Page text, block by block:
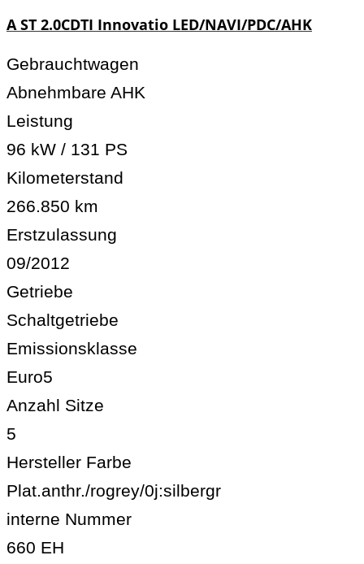
A ST 2.0CDTI Innovatio LED/NAVI/PDC/AHK
Gebrauchtwagen
Abnehmbare AHK
Leistung
96 kW / 131 PS
Kilometerstand
266.850 km
Erstzulassung
09/2012
Getriebe
Schaltgetriebe
Emissionsklasse
Euro5
Anzahl Sitze
5
Hersteller Farbe
Plat.anthr./rogrey/0j:silbergr
interne Nummer
660 EH